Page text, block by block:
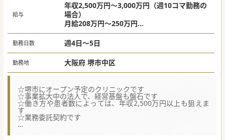
給与
年収2,500万円～3,000万円（週10コマ勤務の
場合）
月給208万円～250万円
※ご経験やお人柄、働き方等により決定
勤務日数 週4日～5日
勤務地 大阪府 堺市中区
☆堺市にオープン予定のクリニックです
☆事業拡大中の法人で、経営基盤も盤石です
☆働き方や患者数によっては、年収2,500万円以上も狙えま
す
☆業務委託契約です